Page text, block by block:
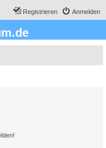
Anmelden
Registrieren